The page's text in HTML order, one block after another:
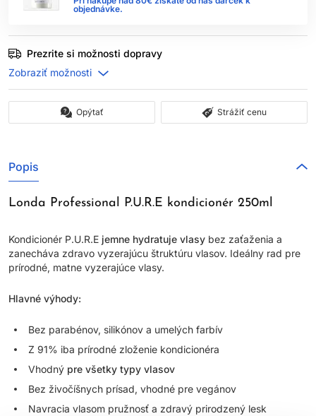
objednávke.
Prezrite si možnosti dopravy
Opýtať Strážiť cenu
Popis
Londa Professional P.U.R.E kondicionér 250ml
Kondicionér P.U.R.E jemne hydratuje vlasy bez zaťaženia a
zanecháva zdravo vyzerajúcu štruktúru vlasov. Ideálny rad pre
prírodné, matne vyzerajúce vlasy.
Hlavné výhody:
Bez parabénov, silikónov a umelých farbív
Z 91% iba prírodné zloženie kondicionéra
Vhodný pre všetky typy vlasov
Bez živočíšnych prísad, vhodné pre vegánov
Navracia vlasom pružnosť a zdravý prirodzený lesk